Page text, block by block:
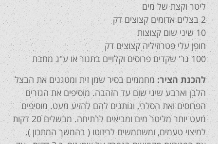
ליטר וקצת של מים
2 בצלים אדומים קצוצים דק
10 שיני שום קצוצות
חופן עלי פטרוזיליה קצוצים דק
100 גר' שקדים פרוסים וקלויים בתנור או ע"ג מחבת
להכנת הציר:מחממים בסיר שמן זית ומטגנים את הבצל
הלבן וארבע שיני שום עד הזהבה. מוסיפים את הגזרים
הפרוסים ואת הסלרי, ונותנים להם להזיע מעט. מוסיפים
מעט יותר מליטר מים ומביאים לרתיחה. מבשלים 20 דקות
למיצוי טעמים, ומשתמשים לריזוטו ( בהמשך המתכון ).